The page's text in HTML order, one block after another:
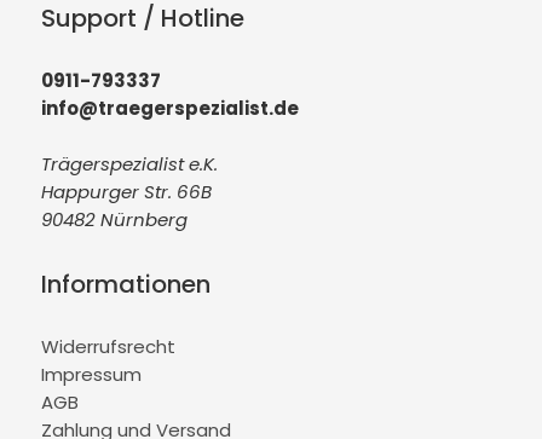
Support / Hotline
0911-793337
info@traegerspezialist.de
Trägerspezialist e.K.
Happurger Str. 66B
90482 Nürnberg
Informationen
Widerrufsrecht
Impressum
AGB
Zahlung und Versand